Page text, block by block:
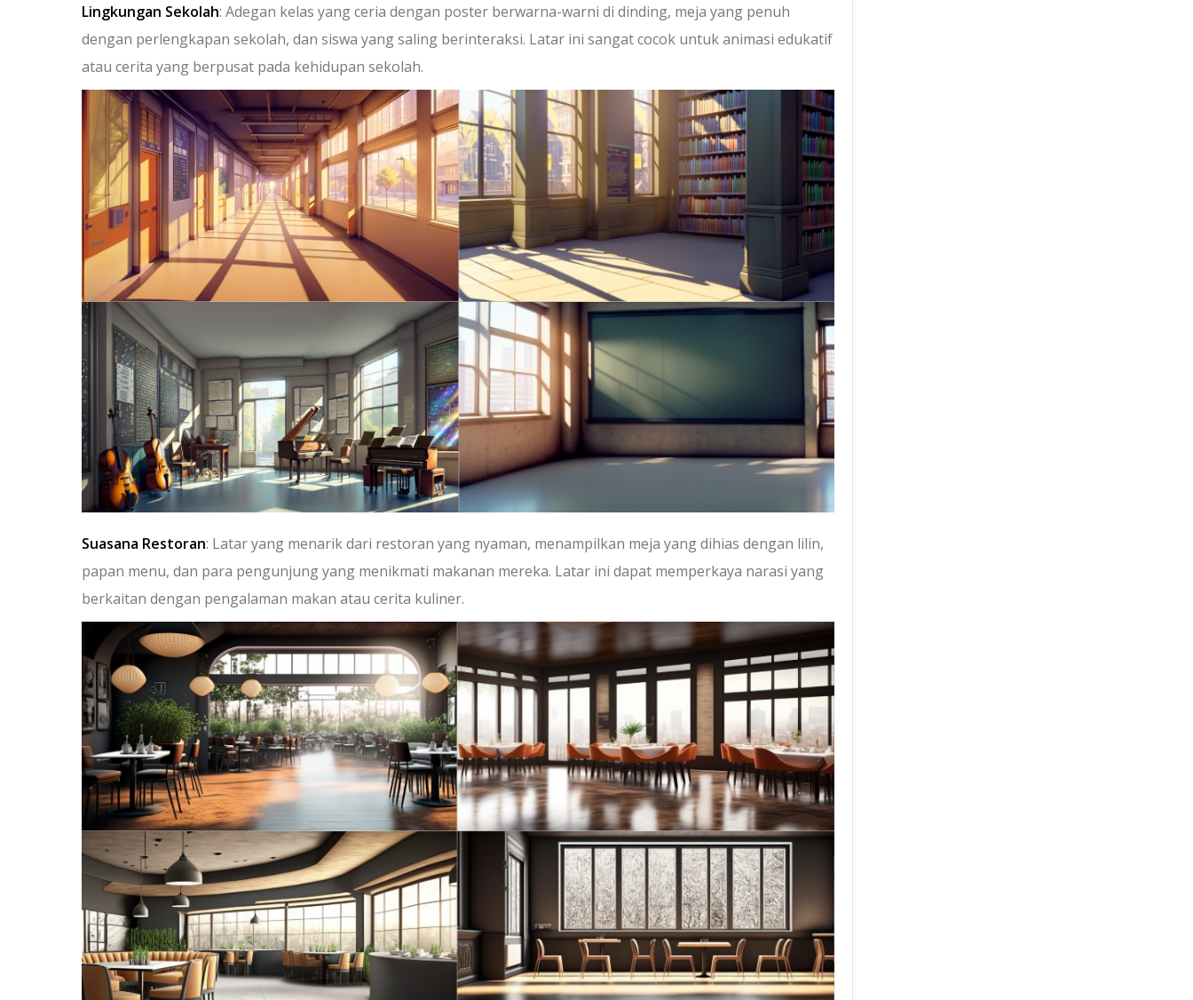
Lingkungan Sekolah: Adegan kelas yang ceria dengan poster berwarna-warni di dinding, meja yang penuh
dengan perlengkapan sekolah, dan siswa yang saling berinteraksi. Latar ini sangat cocok untuk animasi edukatif
atau cerita yang berpusat pada kehidupan sekolah.
Suasana Restoran: Latar yang menarik dari restoran yang nyaman, menampilkan meja yang dihias dengan lilin,
papan menu, dan para pengunjung yang menikmati makanan mereka. Latar ini dapat memperkaya narasi yang
berkaitan dengan pengalaman makan atau cerita kuliner.